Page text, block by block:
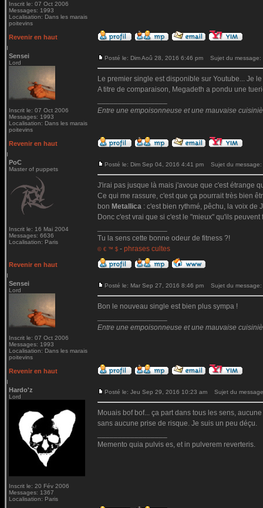
Inscrit le: 07 Oct 2006
Messages: 1993
Localisation: Dans les marais
poitevins
Revenir en haut
Sensei
Lord
Inscrit le: 07 Oct 2006
Messages: 1993
Localisation: Dans les marais
poitevins
Posté le: Dim Aoû 28, 2016 6:46 pm Sujet du message:
Le premier single est disponible sur Youtube... Je
A titre de comparaison, Megadeth a pondu une
Entre une empoisonneuse et une mauvaise
Revenir en haut
PoC
Master of puppets
Inscrit le: 16 Mai 2004
Messages: 6636
Localisation: Paris
Posté le: Dim Sep 04, 2016 4:41 pm Sujet du message:
J'irai pas jusque là mais j'avoue que c'est étrange
Ce qui me rassure, c'est que ça pourrait très bien
bon Metallica : c'est bien rythmé, pêchu, la voix de
Donc c'est vrai que si c'est le "mieux" qu'ils
Tu la sens cette bonne odeur de fitness ?!
© € ™ $ - phrases cultes
Revenir en haut
Sensei
Lord
Inscrit le: 07 Oct 2006
Messages: 1993
Localisation: Dans les marais
poitevins
Posté le: Mar Sep 27, 2016 8:46 pm Sujet du message:
Bon le nouveau single est bien plus sympa !
Entre une empoisonneuse et une mauvaise
Revenir en haut
Hardo'z
Lord
Inscrit le: 20 Fév 2006
Messages: 1367
Localisation: Paris
Posté le: Jeu Sep 29, 2016 10:23 am Sujet du
Mouais bof bof... ça part dans tous les sens,
sans aucune prise de risque. Je suis un peu déçu.
Memento quia pulvis es, et in pulverem reverteris.